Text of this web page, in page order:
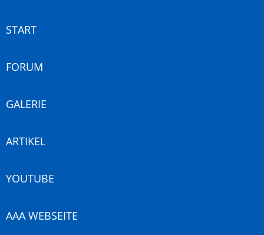
START
FORUM
GALERIE
ARTIKEL
YOUTUBE
AAA WEBSEITE